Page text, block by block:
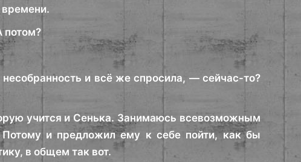
времени.
потом?
и всё же спросила, — сейчас-то?
учится и Сенька. Занимаюсь всевозможным
Потому и предложил ему к себе пойти, как бы
в общем так вот.